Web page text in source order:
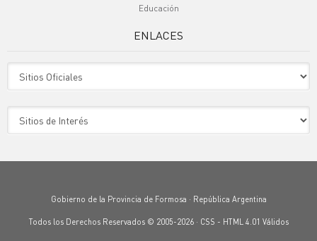
Educación
ENLACES
Gobierno de la Provincia de Formosa · República Argentina
Todos los Derechos Reservados © 2005-2026 · CSS - HTML 4.01 Válidos